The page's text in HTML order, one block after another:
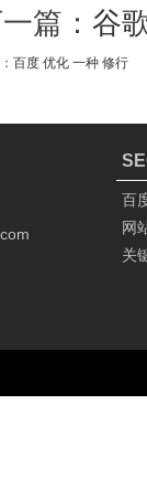
篇： 谷
百度 优化 一种 修行
百
网
关